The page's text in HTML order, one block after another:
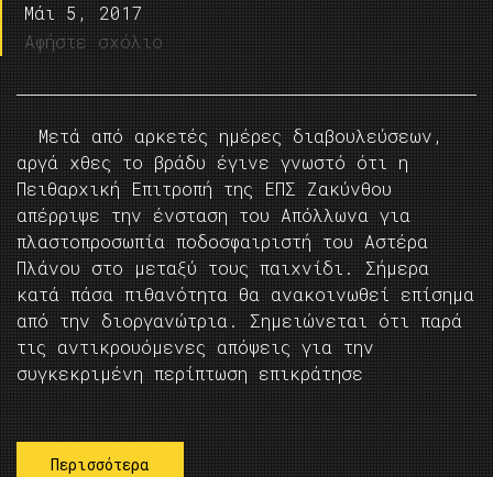
Μάι 5, 2017
Αφήστε σχόλιο
Μετά από αρκετές ημέρες διαβουλεύσεων,
αργά χθες το βράδυ έγινε γνωστό ότι η
Πειθαρχική Επιτροπή της ΕΠΣ Ζακύνθου
απέρριψε την ένσταση του Απόλλωνα για
πλαστοπροσωπία ποδοσφαιριστή του Αστέρα
Πλάνου στο μεταξύ τους παιχνίδι. Σήμερα
κατά πάσα πιθανότητα θα ανακοινωθεί επίσημα
από την διοργανώτρια. Σημειώνεται ότι παρά
τις αντικρουόμενες απόψεις για την
συγκεκριμένη περίπτωση επικράτησε
Περισσότερα